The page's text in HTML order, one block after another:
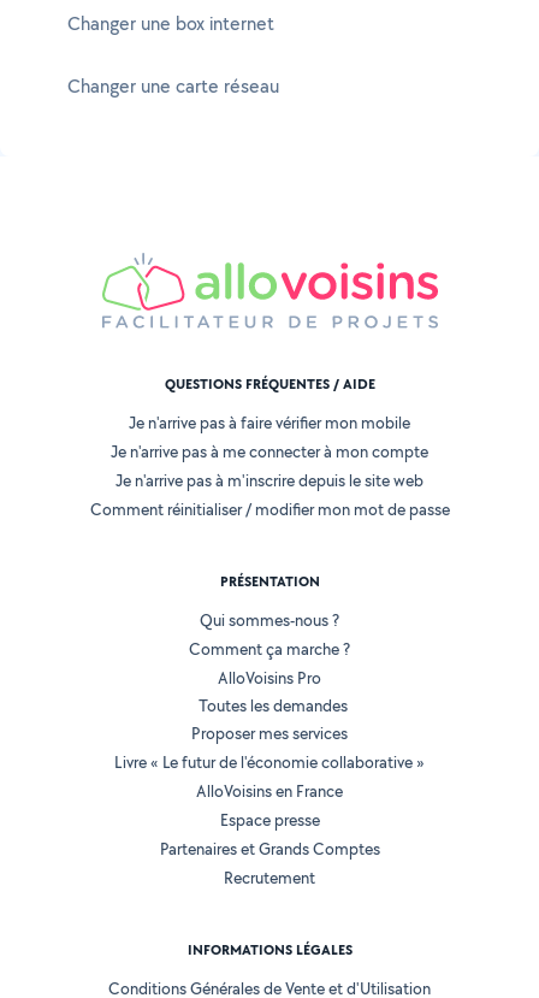
Changer une box internet
Changer une carte réseau
QUESTIONS FRÉQUENTES / AIDE
Je n'arrive pas à faire vérifier mon mobile
Je n'arrive pas à me connecter à mon compte
Je n'arrive pas à m'inscrire depuis le site web
Comment réinitialiser / modifier mon mot de passe
PRÉSENTATION
Qui sommes-nous ?
Comment ça marche ?
AlloVoisins Pro
Toutes les demandes
Proposer mes services
Livre « Le futur de l'économie collaborative »
AlloVoisins en France
Espace presse
Partenaires et Grands Comptes
Recrutement
INFORMATIONS LÉGALES
Conditions Générales de Vente et d'Utilisation